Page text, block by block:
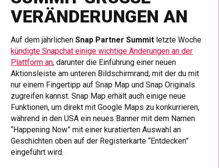
ERÄNDERUNGEN AN
Auf dem jährlichenSnap Partner Summit letzte Woche
kündigte Snapchat einige wichtige Änderungen an der
Plattform an, darunter die Einführung einer neuen
Aktionsleiste am unteren Bildschirmrand, mit der du mit
nur einem Fingertipp auf Snap Map und Snap Originals
zugreifen kannst. Snap Map erhält auch einige neue
Funktionen, um direkt mit Google Maps zu konkurrieren,
während in den USA ein neues Banner mit dem Namen
“Happening Now” mit einer kuratierten Auswahl an
Geschichten oben auf der Registerkarte “Entdecken”
eingeführt wird.